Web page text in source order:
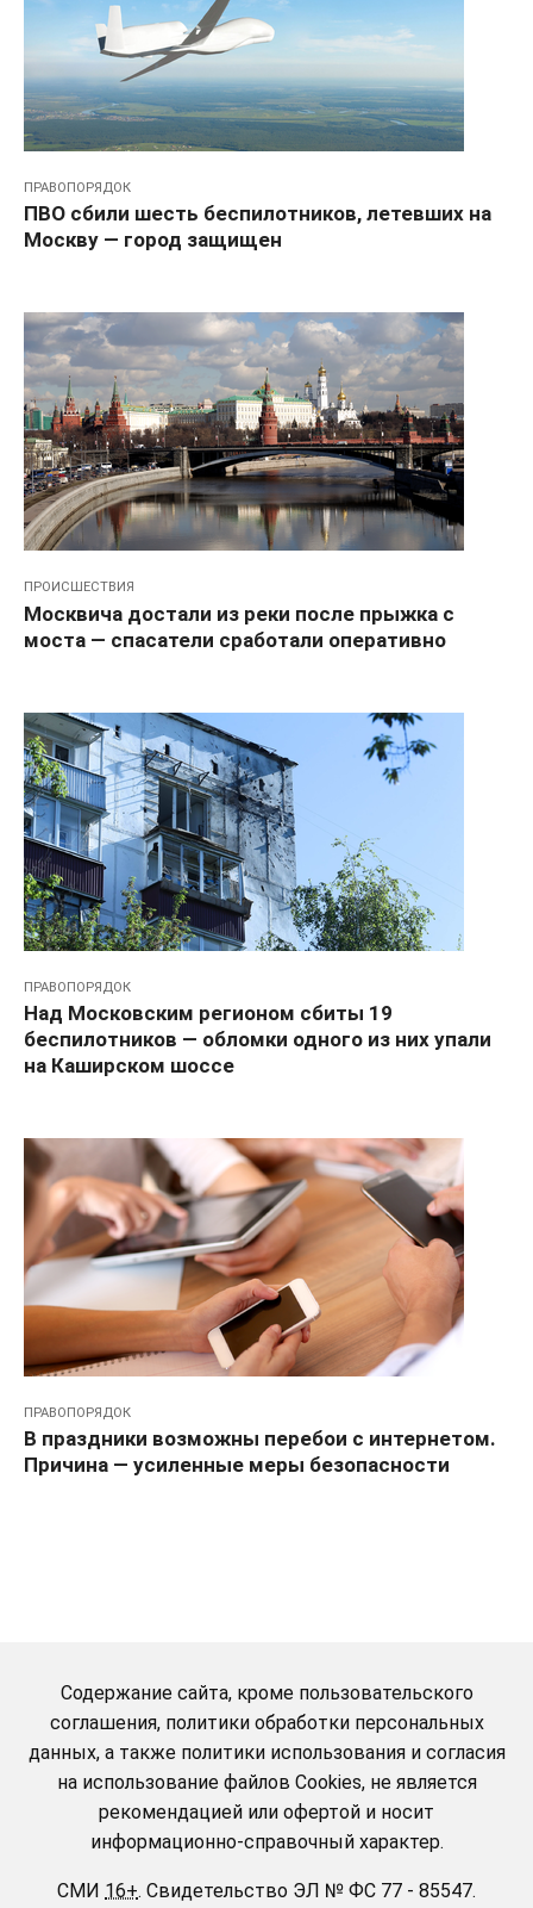
ПРАВОПОРЯДОК
ПВО сбили шесть беспилотников, летевших на
Москву — город защищен
ПРОИСШЕСТВИЯ
Москвича достали из реки после прыжка с
моста — спасатели сработали оперативно
ПРАВОПОРЯДОК
Над Московским регионом сбиты 19
беспилотников — обломки одного из них упали
на Каширском шоссе
ПРАВОПОРЯДОК
В праздники возможны перебои с интернетом.
Причина — усиленные меры безопасности
Содержание сайта, кроме пользовательского
соглашения, политики обработки персональных
данных, а также политики использования и согласия
на использование файлов Cookies, не является
рекомендацией или офертой и носит
информационно-справочный характер.
СМИ 16+. Свидетельство ЭЛ № ФС 77 - 85547.